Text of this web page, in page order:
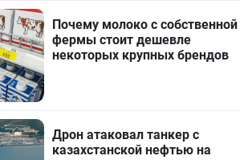
Почему молоко с собственной
фермы стоит дешевле
некоторых крупных брендов
Дрон атаковал танкер с
казахстанской нефтью на